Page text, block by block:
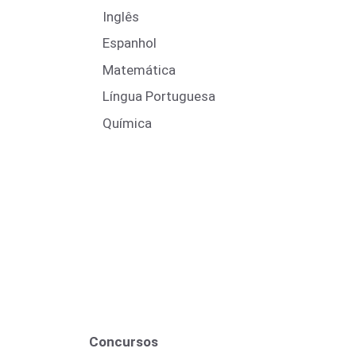
Inglês
Espanhol
Matemática
Língua Portuguesa
Química
Concursos